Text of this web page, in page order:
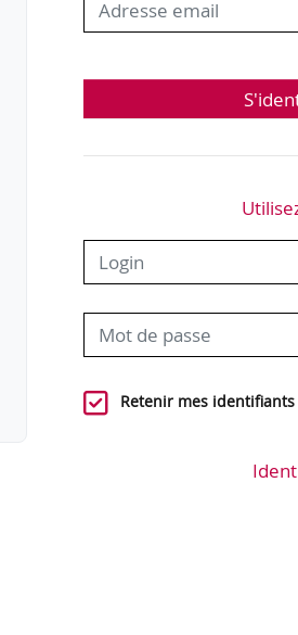
Retenir mes identifiants